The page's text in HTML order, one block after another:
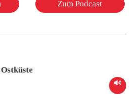
Zum Podcast